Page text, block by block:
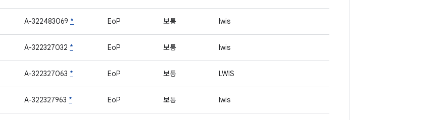
A-322483069 * EoP 보통 lwis
A-322327032 * EoP 보통 lwis
A-322327063 * EoP 보통 LWIS
A-322327963 * EoP 보통 lwis